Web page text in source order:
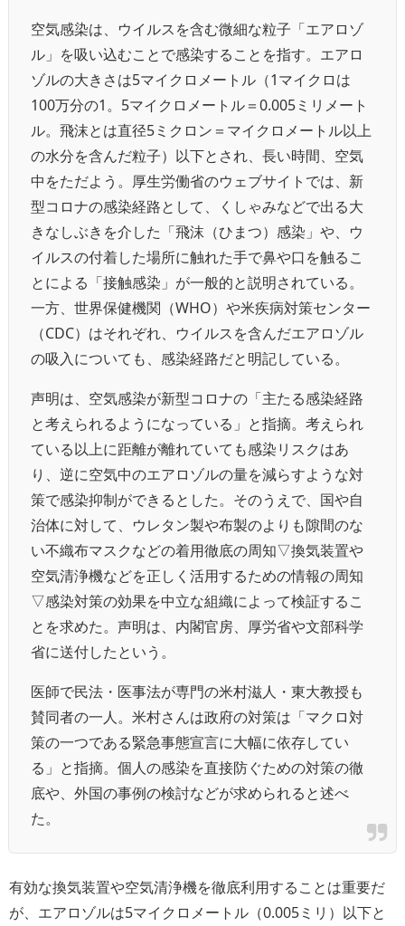
空気感染は、ウイルスを含む微細な粒子「エアロゾ
ル」を吸い込むことで感染することを指す。エアロ
ゾルの大きさは5マイクロメートル（1マイクロは
100万分の1。5マイクロメートル＝0.005ミリメート
ル。飛沫とは直径5ミクロン＝マイクロメートル以上
の水分を含んだ粒子）以下とされ、長い時間、空気
中をただよう。厚生労働省のウェブサイトでは、新
型コロナの感染経路として、くしゃみなどで出る大
きなしぶきを介した「飛沫（ひまつ）感染」や、ウ
イルスの付着した場所に触れた手で鼻や口を触るこ
とによる「接触感染」が一般的と説明されている。
一方、世界保健機関（WHO）や米疾病対策センター
（CDC）はそれぞれ、ウイルスを含んだエアロゾル
の吸入についても、感染経路だと明記している。
声明は、空気感染が新型コロナの「主たる感染経路
と考えられるようになっている」と指摘。考えられ
ている以上に距離が離れていても感染リスクはあ
り、逆に空気中のエアロゾルの量を減らすような対
策で感染抑制ができるとした。そのうえで、国や自
治体に対して、ウレタン製や布製のよりも隙間のな
い不織布マスクなどの着用徹底の周知▽換気装置や
空気清浄機などを正しく活用するための情報の周知
▽感染対策の効果を中立な組織によって検証するこ
とを求めた。声明は、内閣官房、厚労省や文部科学
省に送付したという。
医師で民法・医事法が専門の米村滋人・東大教授も
賛同者の一人。米村さんは政府の対策は「マクロ対
策の一つである緊急事態宣言に大幅に依存してい
る」と指摘。個人の感染を直接防ぐための対策の徹
底や、外国の事例の検討などが求められると述べ
た。
有効な換気装置や空気清浄機を徹底利用することは重要だ
が、エアロゾルは5マイクロメートル（0.005ミリ）以下と